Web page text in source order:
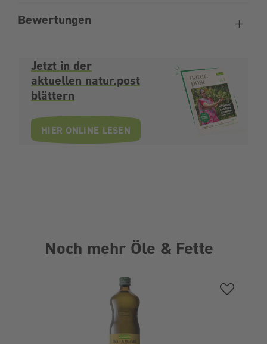
Bewertungen
Jetzt in der
aktuellen natur.post
blättern
HIER ONLINE LESEN
Noch mehr Öle & Fette